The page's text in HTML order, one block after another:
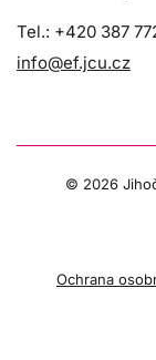
Tel.: +420 387
info@ef.jcu.cz
© 2026
Ochrana